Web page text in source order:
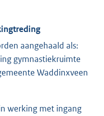
aangehaald als:
gymnastiekruimte
Waddinxveen
werking met ingang